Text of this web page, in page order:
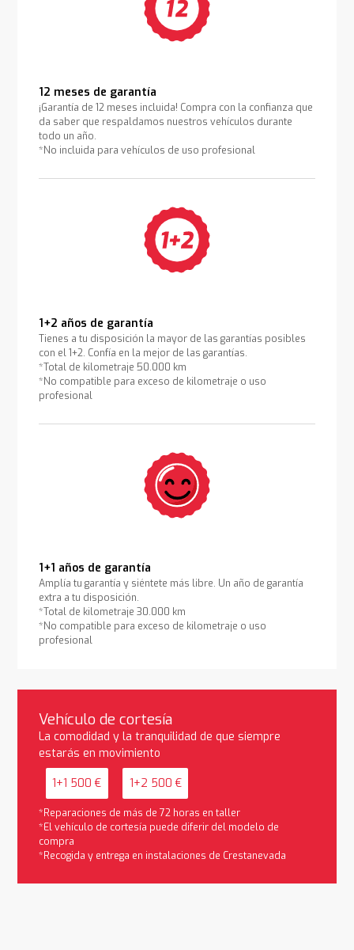
12 meses de garantía
¡Garantía de 12 meses incluida! Compra con la confianza que
da saber que respaldamos nuestros vehículos durante
todo un año.
*No incluida para vehículos de uso profesional
1+2 años de garantía
Tienes a tu disposición la mayor de las garantías posibles
con el 1+2. Confía en la mejor de las garantías.
*Total de kilometraje 50.000 km
*No compatible para exceso de kilometraje o uso
profesional
1+1 años de garantía
Amplía tu garantía y siéntete más libre. Un año de garantía
extra a tu disposición.
*Total de kilometraje 30.000 km
*No compatible para exceso de kilometraje o uso
profesional
Vehículo de cortesía
La comodidad y la tranquilidad de que siempre
estarás en movimiento
1+1 500 € 1+2 500 €
*Reparaciones de más de 72 horas en taller
*El vehículo de cortesía puede diferir del modelo de
compra
*Recogida y entrega en instalaciones de Crestanevada